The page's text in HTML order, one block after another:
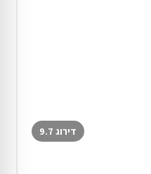
דירוג 9.7